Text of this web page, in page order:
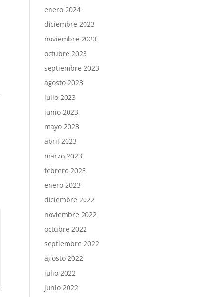
enero 2024
diciembre 2023
noviembre 2023
octubre 2023
septiembre 2023
agosto 2023
julio 2023
junio 2023
mayo 2023
abril 2023
marzo 2023
febrero 2023
enero 2023
diciembre 2022
noviembre 2022
octubre 2022
septiembre 2022
agosto 2022
julio 2022
junio 2022